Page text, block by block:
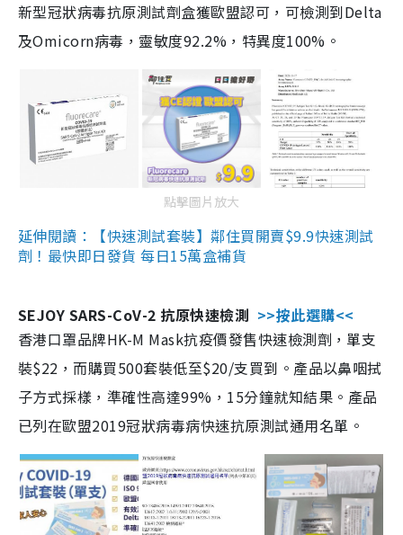
新型冠狀病毒抗原測試劑盒獲歐盟認可，可檢測到Delta
及Omicorn病毒，靈敏度92.2%，特異度100%。
點擊圖片放大
延伸閱讀：【快速測試套裝】鄰住買開賣$9.9快速測試
劑！最快即日發貨 每日15萬盒補貨
SEJOY SARS-CoV-2 抗原快速檢測 >>按此選購<<
香港口罩品牌HK-M Mask抗疫價發售快速檢測劑，單支
裝$22，而購買500套裝低至$20/支買到。產品以鼻咽拭
子方式採樣，準確性高達99%，15分鐘就知結果。產品
已列在歐盟2019冠狀病毒病快速抗原測試通用名單。